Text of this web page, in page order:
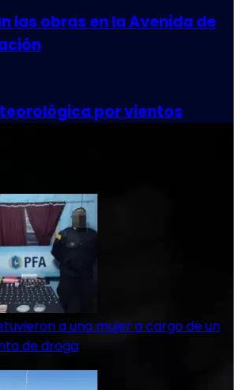
las obras en la Avenida de
por vientos
a una mujer a cargo de un
de droga